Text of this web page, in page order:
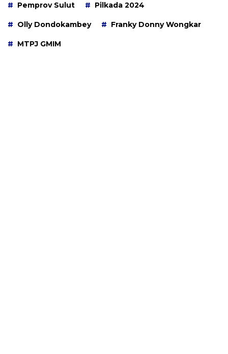
Pemprov Sulut Pilkada 2024
Olly Dondokambey Franky Donny Wongkar
MTPJ GMIM